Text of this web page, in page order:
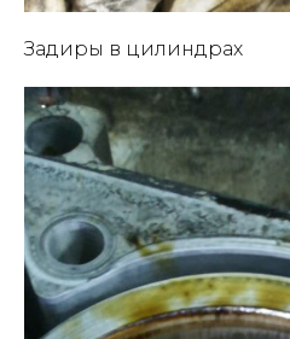
Задиры в цилиндрах